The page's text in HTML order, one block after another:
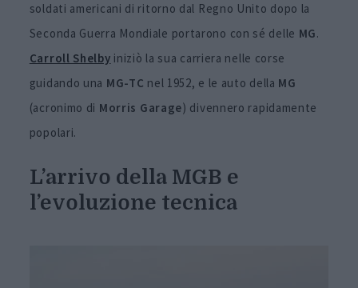
soldati americani di ritorno dal Regno Unito dopo la
Seconda Guerra Mondiale portarono con sé delle MG.
Carroll Shelby iniziò la sua carriera nelle corse
guidando una MG-TC nel 1952, e le auto della MG
(acronimo di Morris Garage) divennero rapidamente
popolari.
L’arrivo della MGB e
l’evoluzione tecnica